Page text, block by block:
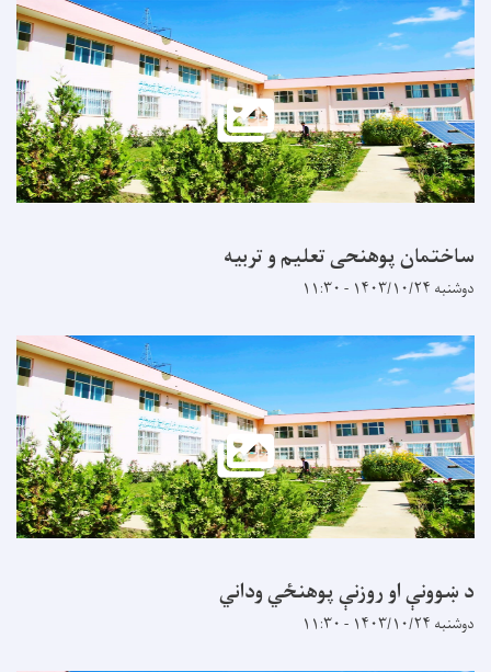
ساختمان پوهنحی تعلیم و تربیه
دوشنبه ۱۴۰۳/۱۰/۲۴ - ۱۱:۳۰
د ښوونې او روزنې پوهنځي وداني
دوشنبه ۱۴۰۳/۱۰/۲۴ - ۱۱:۳۰